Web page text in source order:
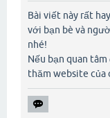
Bài viết này rất
với bạn bè và
nhé!
Nếu bạn quan
thăm website của